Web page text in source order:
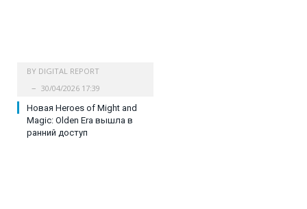
BY DIGITAL REPORT
30/04/2026 17:39
Новая Heroes of Might and
Magic: Olden Era вышла в
ранний доступ